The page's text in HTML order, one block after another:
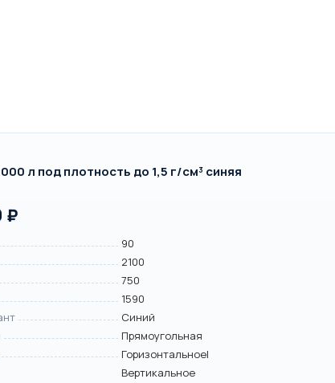
л под плотность до 1,5 г/см³ синяя
₽
90
2100
750
1590
Синий
Прямоугольная
Горизонтальное|
Вертикальное